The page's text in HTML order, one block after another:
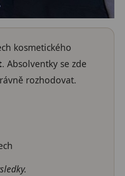
kosmetického
. Absolventky se zde
rozhodovat.